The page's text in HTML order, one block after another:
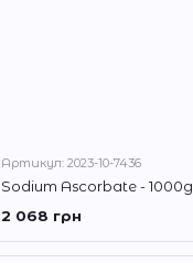
Артикул: 2023-10-7436
Sodium Ascorbate - 1000g
2 068 грн